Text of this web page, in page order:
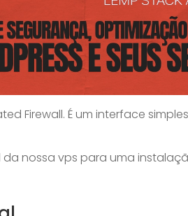
Firewall. É um interface
nossa vps para uma